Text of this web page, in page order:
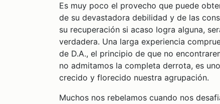
Es muy poco el provecho que puede
de su devastadora debilidad y de las
su recuperación si acaso logra alguna,
verdadera. Una larga experiencia
de D.A., el principio de que no
no admitamos la completa derrota, es
crecido y florecido nuestra agrupación.
Muchos nos rebelamos cuando nos